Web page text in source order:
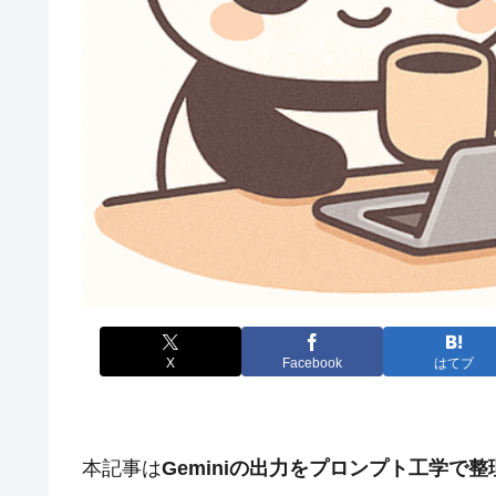
X Facebook はてブ
本記事はGeminiの出力をプロンプト工学で